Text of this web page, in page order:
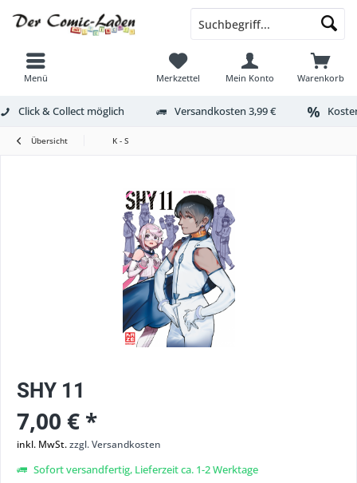
Menü Warenkorb
Merkzettel Mein Konto
Click & Collect möglich Versandkosten 3,99 €
Übersicht K - S
SHY 11
7,00 € *
inkl. MwSt.zzgl. Versandkosten
Sofort versandfertig, Lieferzeit ca. 1-2 Werktage